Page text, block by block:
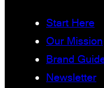
Start Here
Our Mission
Brand
Newsletter